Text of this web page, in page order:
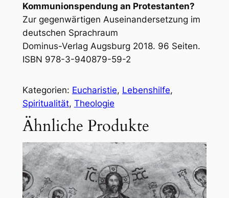
Kommunionspendung an Protestanten?
Zur gegenwärtigen Auseinandersetzung im
deutschen Sprachraum
Dominus-Verlag Augsburg 2018. 96 Seiten.
ISBN 978-3-940879-59-2
Kategorien: Eucharistie, Lebenshilfe
Spiritualität, Theologie
Ähnliche Produkte